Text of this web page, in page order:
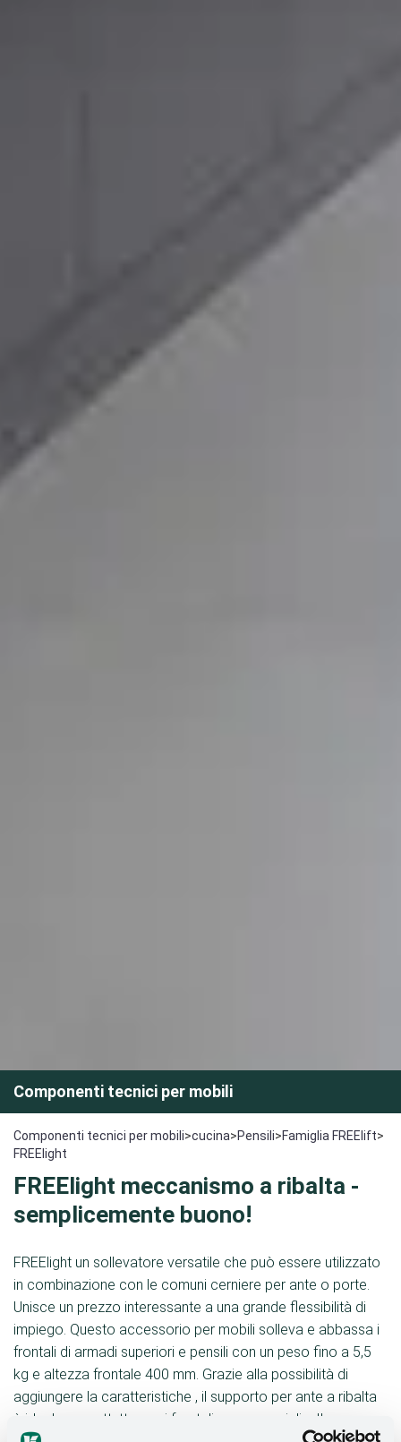
Componenti tecnici per mobili
Componenti tecnici per mobili>cucina>Pensili>Famiglia FREElift>
FREElight
FREElight meccanismo a ribalta -
semplicemente buono!
FREElight un sollevatore versatile che può essere utilizzato
in combinazione con le comuni cerniere per ante o porte.
Unisce un prezzo interessante a una grande flessibilità di
impiego. Questo accessorio per mobili solleva e abbassa i
frontali di armadi superiori e pensili con un peso fino a 5,5
kg e altezza frontale 400 mm. Grazie alla possibilità di
aggiungere la caratteristiche , il supporto per ante a ribalta
è ideale soprattutto per i frontali senza maniglie. Il nuovo